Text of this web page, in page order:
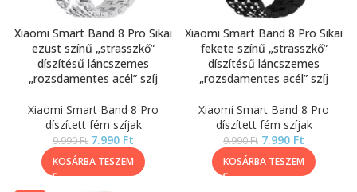
Xiaomi Smart Band 8 Pro Sikai
ezüst színű „strasszkő”
díszítésű láncszemes
„rozsdamentes acél” szíj
Xiaomi Smart Band 8 Pro
díszített fém szíjak
9.990Ft 7.990 Ft
KOSÁRBA TESZEM
Xiaomi Smart Band 8 Pro Sikai
fekete színű „strasszkő”
díszítésű láncszemes
„rozsdamentes acél” szíj
Xiaomi Smart Band 8 Pro
díszített fém szíjak
9.990Ft 7.990 Ft
KOSÁRBA TESZEM